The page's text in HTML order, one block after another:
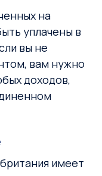
на
уплачены в
вы не
вам нужно
доходов,
имеет